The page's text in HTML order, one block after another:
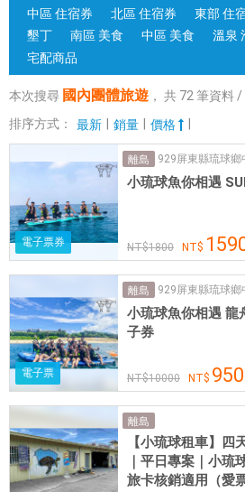
中區 住宿券
北區 住宿券 東部 住
墾丁
南區 美食 中區 美食 溫泉
宅配商品
本次搜尋 國內團體旅遊 ， 共 72 筆資料 /
排序方式：
最新 銷量 價格
電子票券
離島 929屏東縣琉球鄉
小琉球魚你相遇
1800
電子票
離島 929屏東縣琉球鄉
小琉球魚你相遇 龍
子券
10000
離島
【小琉球租車】
｜平日專案｜小琉
旅卡核銷適用（愛